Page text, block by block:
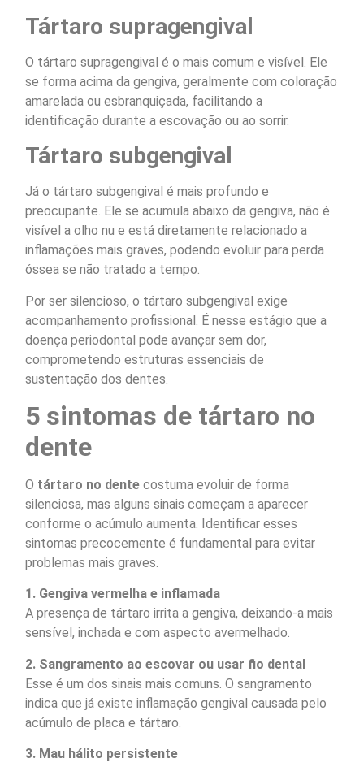
Tártaro supragengival
O tártaro supragengival é o mais comum e visível. Ele
se forma acima da gengiva, geralmente com coloração
amarelada ou esbranquiçada, facilitando a
identificação durante a escovação ou ao sorrir.
Tártaro subgengival
Já o tártaro subgengival é mais profundo e
preocupante. Ele se acumula abaixo da gengiva, não é
visível a olho nu e está diretamente relacionado a
inflamações mais graves, podendo evoluir para perda
óssea se não tratado a tempo.
Por ser silencioso, o tártaro subgengival exige
acompanhamento profissional. É nesse estágio que a
doença periodontal pode avançar sem dor,
comprometendo estruturas essenciais de
sustentação dos dentes.
5 sintomas de tártaro no
dente
O tártaro no dente costuma evoluir de forma
silenciosa, mas alguns sinais começam a aparecer
conforme o acúmulo aumenta. Identificar esses
sintomas precocemente é fundamental para evitar
problemas mais graves.
1. Gengiva vermelha e inflamada
A presença de tártaro irrita a gengiva, deixando-a mais
sensível, inchada e com aspecto avermelhado.
2. Sangramento ao escovar ou usar fio dental
Esse é um dos sinais mais comuns. O sangramento
indica que já existe inflamação gengival causada pelo
acúmulo de placa e tártaro.
3. Mau hálito persistente